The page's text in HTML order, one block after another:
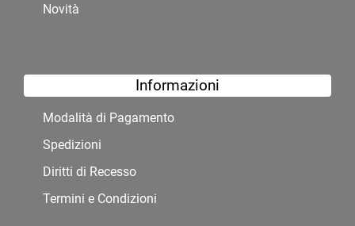
Novità
Informazioni
Modalità di Pagamento
Spedizioni
Diritti di Recesso
Termini e Condizioni